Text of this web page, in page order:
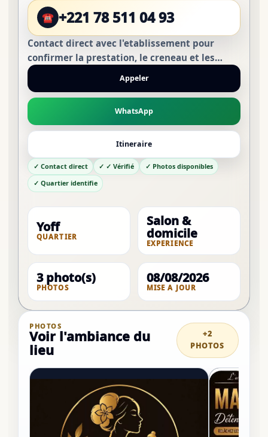
☎ +221 78 511 04 93
Contact direct avec l'etablissement pour
confirmer la prestation, le creneau et les
conditions avant de vous deplacer.
Appeler
WhatsApp
Itineraire
✓ Contact direct ✓ ✓ Vérifié
✓ Photos disponibles
✓ Quartier identifie
QUARTIER
Yoff
EXPERIENCE
Salon &
domicile
PHOTOS
3 photo(s)
MISE A JOUR
08/08/2026
PHOTOS
Voir l'ambiance du
lieu
+2
PHOTOS